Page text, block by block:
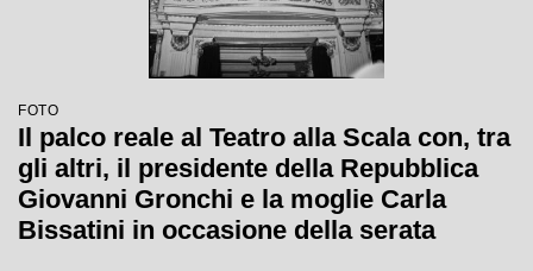
FOTO
Il palco reale al Teatro alla Scala con, tra
gli altri, il presidente della Repubblica
Giovanni Gronchi e la moglie Carla
Bissatini in occasione della serata